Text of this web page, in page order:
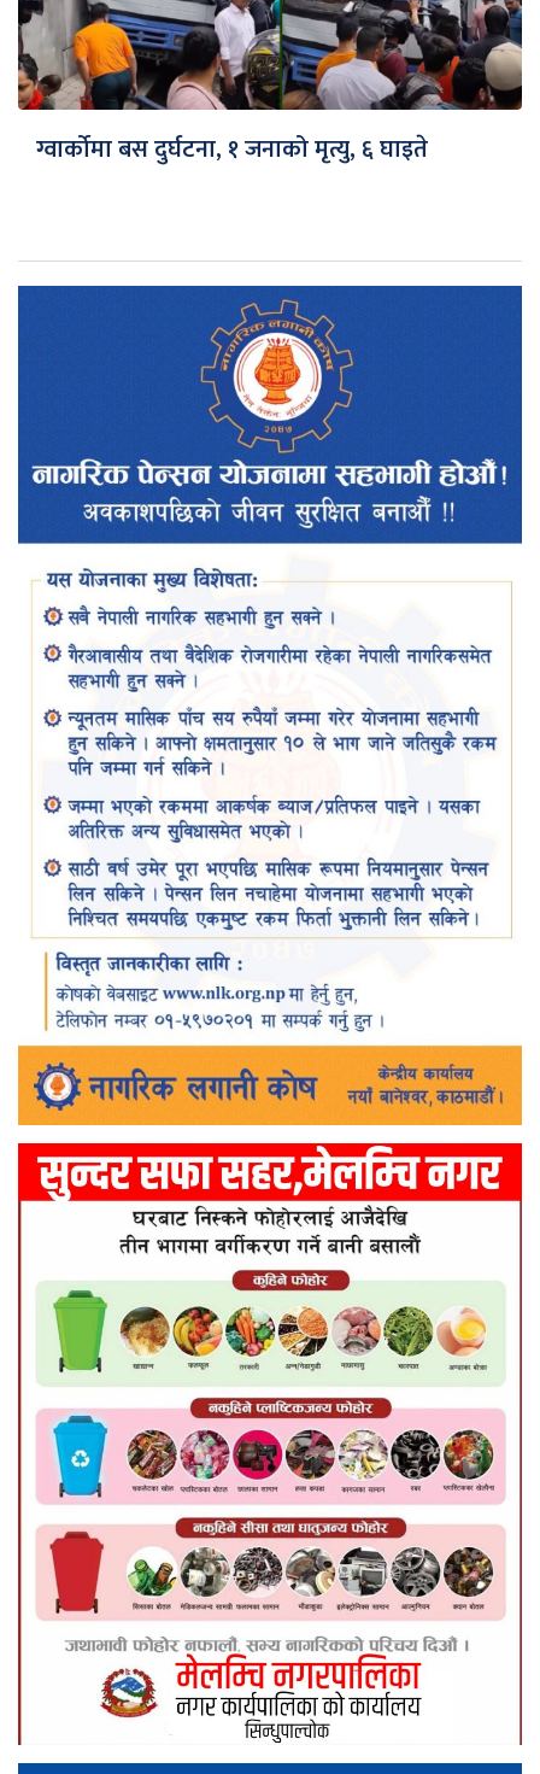
ग्वार्कोमा बस दुर्घटना, १ जनाको मृत्यु, ६ घाइते